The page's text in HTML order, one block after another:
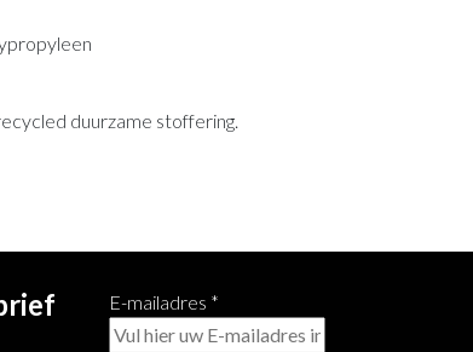
duurzame stoffering.
E-mailadres *